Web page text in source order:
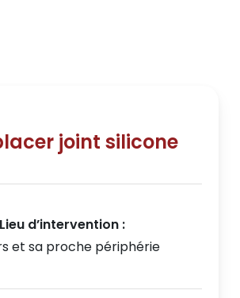
joint silicone
Lieu d’intervention :
et sa proche périphérie